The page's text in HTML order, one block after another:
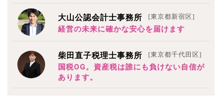
大山公認会計士事務所 [東京都新宿区]
経営の未来に確かな安心を届けます
柴田直子税理士事務所 [東京都千代田区]
国税OG。資産税は誰にも負けない自信が
あります。